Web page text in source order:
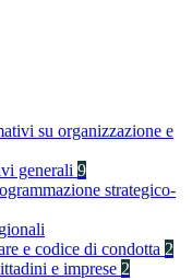
su organizzazione e
generali 9
strategico-
e codice di condotta 2
e imprese 2